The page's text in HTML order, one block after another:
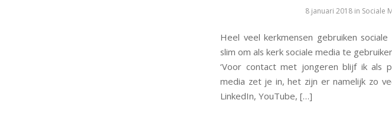
8 januari 2018 in Sociale
Heel veel kerkmensen gebruiken
slim om als kerk sociale media te
‘Voor contact met jongeren blijf ik als
media zet je in, het zijn er namelijk zo
LinkedIn, YouTube, […]